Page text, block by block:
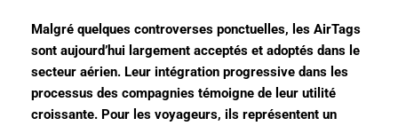
Malgré quelques controverses ponctuelles, les AirTags
sont aujourd’hui largement acceptés et adoptés dans le
secteur aérien. Leur intégration progressive dans les
processus des compagnies témoigne de leur utilité
croissante. Pour les voyageurs, ils représentent un